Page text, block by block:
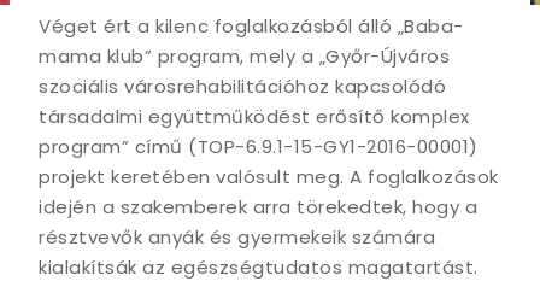
Véget ért a kilenc foglalkozásból álló „Baba-
mama klub” program, mely a „Győr-Újváros
szociális városrehabilitációhoz kapcsolódó
társadalmi együttműködést erősítő komplex
program” című (TOP-6.9.1-15-GY1-2016-00001)
projekt keretében valósult meg. A foglalkozások
idején a szakemberek arra törekedtek, hogy a
résztvevők anyák és gyermekeik számára
kialakítsák az egészségtudatos magatartást.